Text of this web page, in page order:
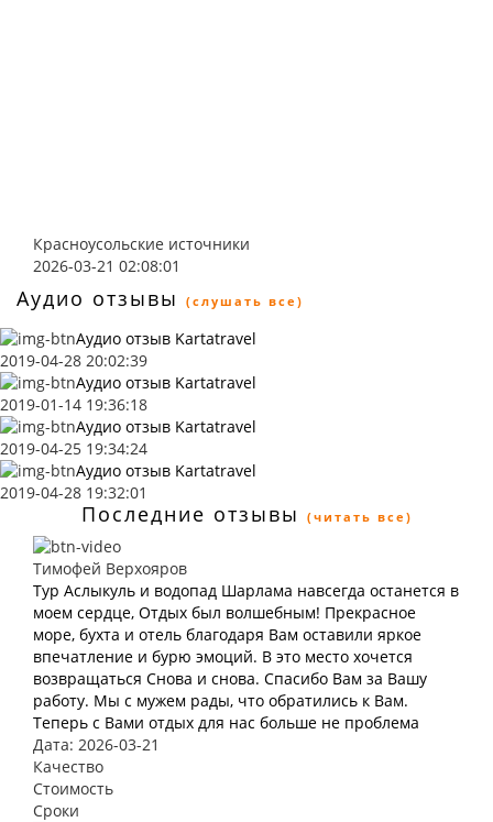
Красноусольские источники
2026-03-21 02:08:01
Аудио отзывы (слушать все)
Аудио отзыв Kartatravel
2019-04-28 20:02:39
Аудио отзыв Kartatravel
2019-01-14 19:36:18
Аудио отзыв Kartatravel
2019-04-25 19:34:24
Аудио отзыв Kartatravel
2019-04-28 19:32:01
Последние отзывы (читать все)
Тимофей Верхояров
Тур Аслыкуль и водопад Шарлама навсегда останется в
моем сердце, Отдых был волшебным! Прекрасное
море, бухта и отель благодаря Вам оставили яркое
впечатление и бурю эмоций. В это место хочется
возвращаться Снова и снова. Спасибо Вам за Вашу
работу. Мы с мужем рады, что обратились к Вам.
Теперь с Вами отдых для нас больше не проблема
Дата: 2026-03-21
Качество
Стоимость
Сроки